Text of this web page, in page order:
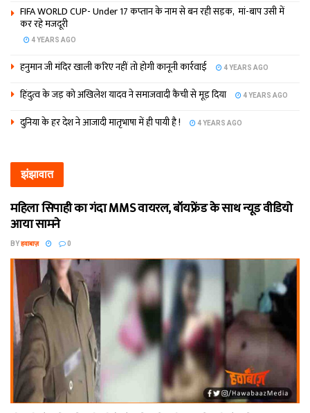
FIFA WORLD CUP- Under 17 कप्‍तान के नाम से बन रही सड़क, मां-बाप उसी में
कर रहे मजदूरी
4 YEARS AGO
हनुमान जी मंदिर खाली करिए नहीं तो होगी कानूनी कार्रवाई 4 YEARS AGO
हिंदुत्व के जड़ को अखिलेश यादव ने समाजवादी कैंची से मूड़ दिया 4 YEARS AGO
दुनिया के हर देश ने आजादी मातृभाषा में ही पायी है ! 4 YEARS AGO
झंझावात
महिला सिपाही का गंदा MMS वायरल, बॉयफ्रेंड के साथ न्यूड वीडियो
आया सामने
BYहवाबाज़ 0